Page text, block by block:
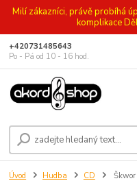
Milí zákazníci, právě probíhá
komplikace
+420731485643
Po - Pá od 10 - 16 hod.
Úvod Hudba CD